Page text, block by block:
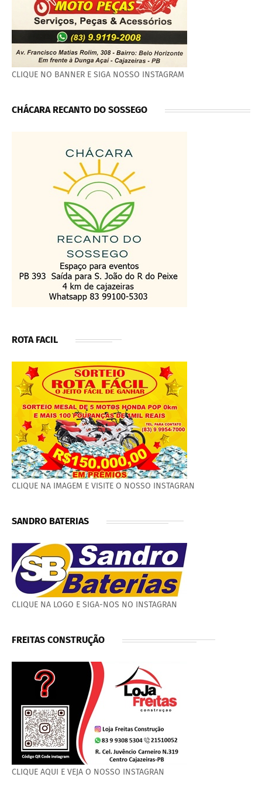
CLIQUE NO BANNER E SIGA NOSSO INSTAGRAM
CHÁCARA RECANTO DO SOSSEGO
ROTA FACIL
CLIQUE NA IMAGEM E VISITE O NOSSO INSTAGRAN
SANDRO BATERIAS
CLIQUE NA LOGO E SIGA-NOS NO INSTAGRAN
FREITAS CONSTRUÇÃO
CLIQUE AQUI E VEJA O NOSSO INSTAGRAN